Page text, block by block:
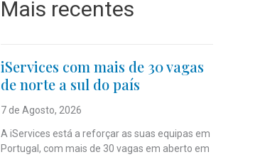
Mais recentes
iServices com mais de 30 vagas
de norte a sul do país
7 de Agosto, 2026
A iServices está a reforçar as suas equipas em
Portugal, com mais de 30 vagas em aberto em